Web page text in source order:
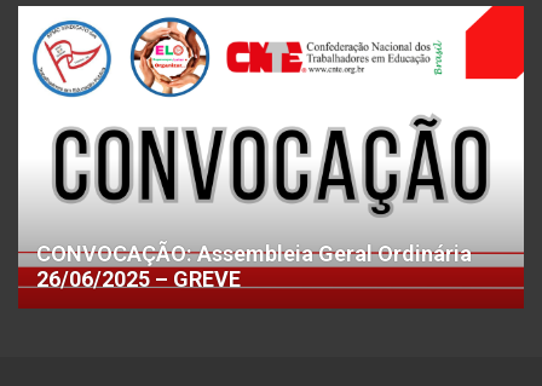
CONVOCAÇÃO: Assembleia Geral Ordinária
26/06/2025 – GREVE